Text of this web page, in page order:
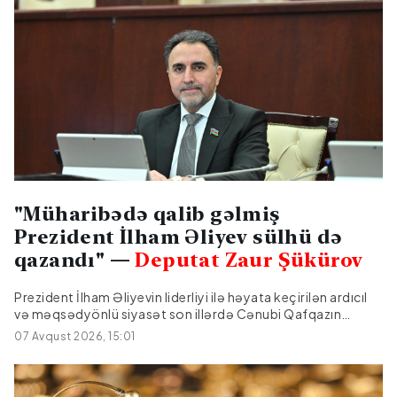
"Müharibədə qalib gəlmiş
Prezident İlham Əliyev sülhü də
qazandı" —Deputat Zaur Şükürov
Prezident İlham Əliyevin liderliyi ilə həyata keçirilən ardıcıl
və məqsədyönlü siyasət son illərdə Cənubi Qafqazın
geosiyasi xəritəsini əsaslı şəkildə dəyişmişdir. 2020-ci il
Vətən müharibəsində qazanılmış tarixi Zəfər və 2023-cü
ildə bir günlük antiterror tədbirləri nəticəsində
Azərbaycanın ərazi bütövlüyü və suverenliyi tam bərpa
07 Avqust 2026, 15:01